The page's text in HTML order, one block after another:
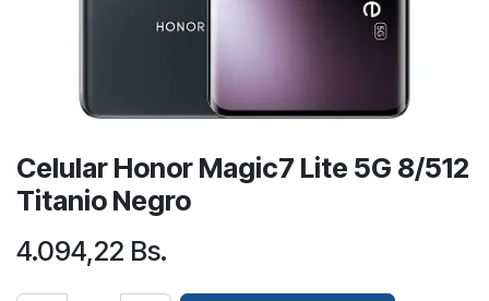
Celular Honor Magic7 Lite 5G 8/512
Titanio Negro
4.094,22 Bs.